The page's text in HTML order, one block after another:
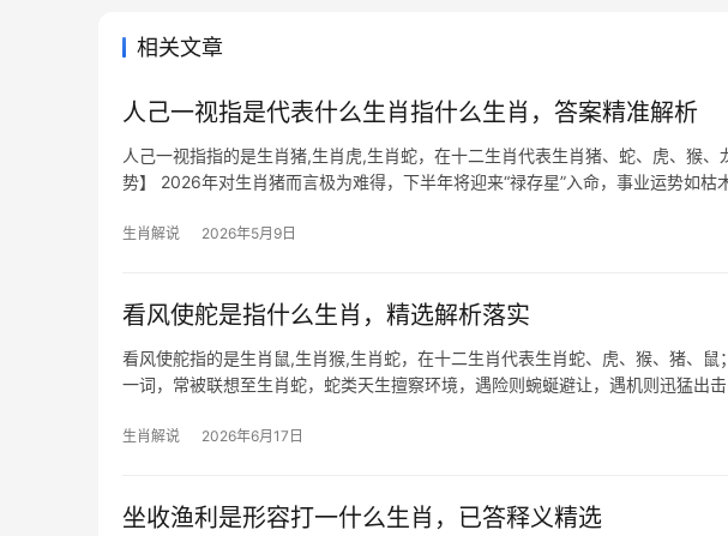
相关文章
人己一视指是代表什么生肖指什么生肖，答案精准解析
人己一视指指的是生肖猪,生肖虎,生肖蛇，在十二生肖代表生肖猪、蛇、虎、猴
势】 2026年对生肖猪而言极为难得，下半年将迎来“禄存星”入命，事业运势如
生肖解说 2026年5月9日
看风使舵是指什么生肖，精选解析落实
看风使舵指的是生肖鼠,生肖猴,生肖蛇，在十二生肖代表生肖蛇、虎、猴、猪、
一词，常被联想至生肖蛇，蛇类天生擅察环境，遇险则蜿蜒避让，遇机则迅猛出
生肖解说 2026年6月17日
坐收渔利是形容打一什么生肖，已答释义精选